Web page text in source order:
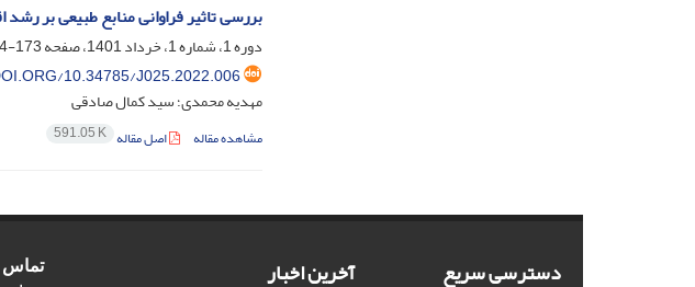
بررسی تاثیر فراوانی منابع طبیعی بر
دوره 1، شماره 1، خرداد 1401، صفحه
173-194
10.34785/J025.2022.006
مهدیه محمدی؛ سید کمال صادقی
مشاهده مقاله اصل مقاله 591.05 K
دسترسی سریع آخرین اخبار
تماس